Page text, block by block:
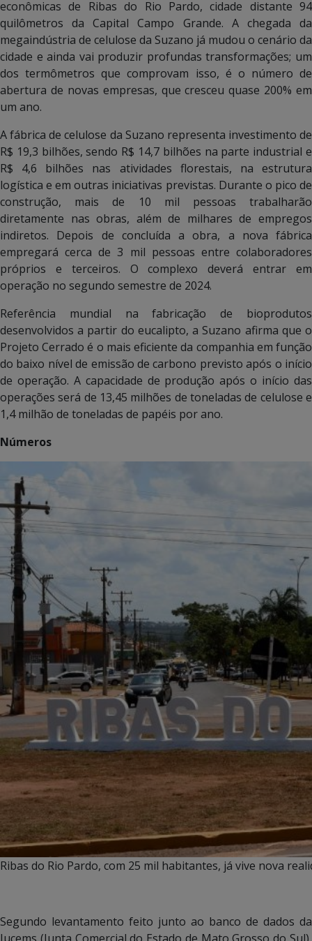
econômicas de Ribas do Rio Pardo, cidade distante 94
quilômetros da Capital Campo Grande. A chegada da
megaindústria de celulose da Suzano já mudou o cenário da
cidade e ainda vai produzir profundas transformações; um
dos termômetros que comprovam isso, é o número de
abertura de novas empresas, que cresceu quase 200% em
um ano.
A fábrica de celulose da Suzano representa investimento de
R$ 19,3 bilhões, sendo R$ 14,7 bilhões na parte industrial e
R$ 4,6 bilhões nas atividades florestais, na estrutura
logística e em outras iniciativas previstas. Durante o pico de
construção, mais de 10 mil pessoas trabalharão
diretamente nas obras, além de milhares de empregos
indiretos. Depois de concluída a obra, a nova fábrica
empregará cerca de 3 mil pessoas entre colaboradores
próprios e terceiros. O complexo deverá entrar em
operação no segundo semestre de 2024.
Referência mundial na fabricação de bioprodutos
desenvolvidos a partir do eucalipto, a Suzano afirma que o
Projeto Cerrado é o mais eficiente da companhia em função
do baixo nível de emissão de carbono previsto após o início
de operação. A capacidade de produção após o início das
operações será de 13,45 milhões de toneladas de celulose e
1,4 milhão de toneladas de papéis por ano.
Números
Ribas do Rio Pardo, com 25 mil habitantes, já vive nova
Segundo levantamento feito junto ao banco de dados da